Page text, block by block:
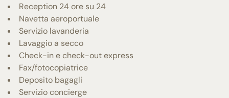
Reception 24 ore su 24
Navetta aeroportuale
Servizio lavanderia
Lavaggio a secco
Check-in e check-out express
Fax/fotocopiatrice
Deposito bagagli
Servizio concierge